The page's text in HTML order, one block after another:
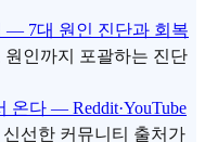
— 7대 원인 진단과 회복
인까지 포괄하는 진단
온다 — Reddit·YouTube
선한 커뮤니티 출처가